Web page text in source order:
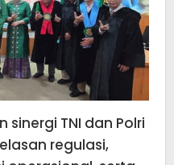
TNI dan Polri
regulasi,